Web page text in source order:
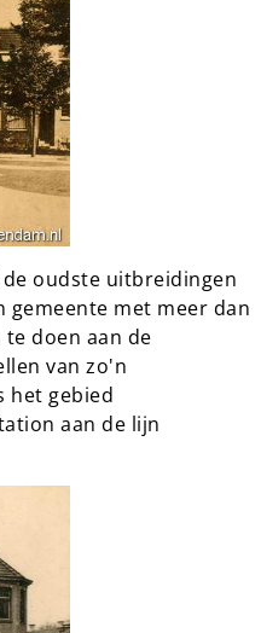
oudste uitbreidingen
gemeente met meer dan
doen aan de
van zo'n
het gebied
aan de lijn